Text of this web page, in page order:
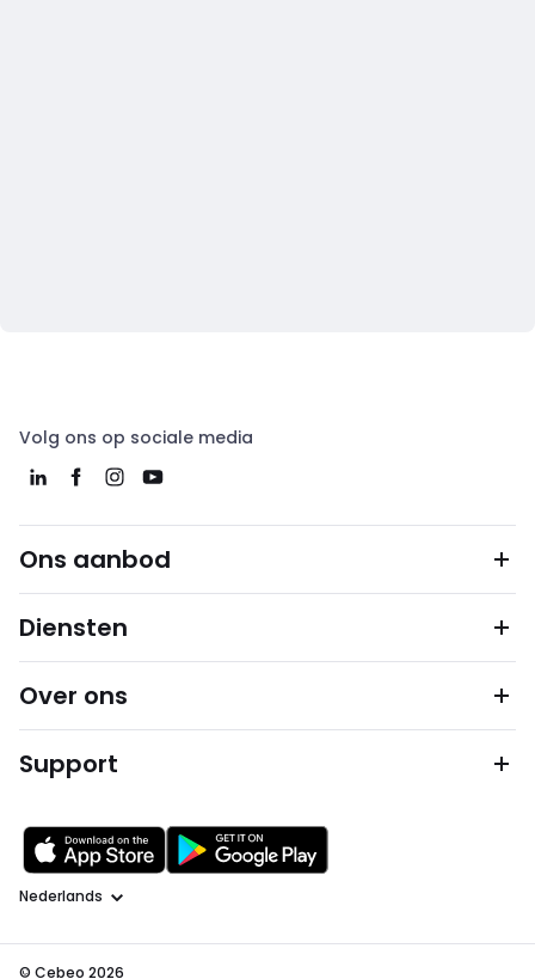
Volg ons op sociale media
Ons aanbod
Diensten
Over ons
Support
Taal
© Cebeo 2026